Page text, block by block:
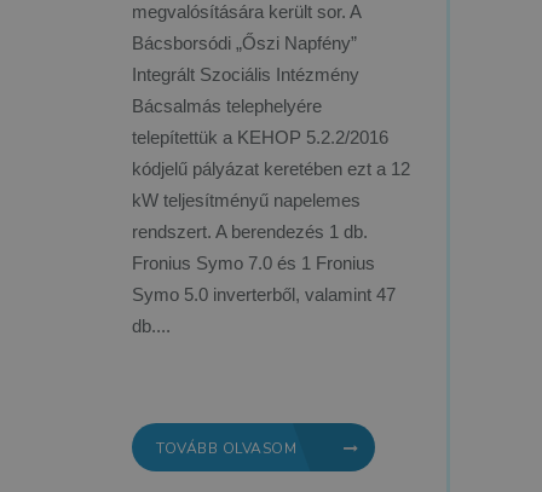
megvalósítására került sor. A
Bácsborsódi „Őszi Napfény”
Integrált Szociális Intézmény
Bácsalmás telephelyére
telepítettük a KEHOP 5.2.2/2016
kódjelű pályázat keretében ezt a 12
kW teljesítményű napelemes
rendszert. A berendezés 1 db.
Fronius Symo 7.0 és 1 Fronius
Symo 5.0 inverterből, valamint 47
db....
TOVÁBB OLVASOM